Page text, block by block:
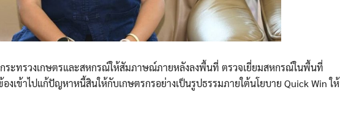
ระทรวงเกษตรและสหกรณ์ให้สัมภาษณ์ภายหลังลงพื้นที่ ตรวจเยี่ยมสหกรณ์ในพื้นที่
งเข้าไปแก้ปัญหาหนี้สินให้กับเกษตรกรอย่างเป็นรูปธรรมภายใต้นโยบาย Quick Win ให้